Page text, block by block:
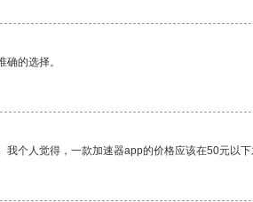
的选择。
个人觉得，一款加速器app的价格应该在50元以下